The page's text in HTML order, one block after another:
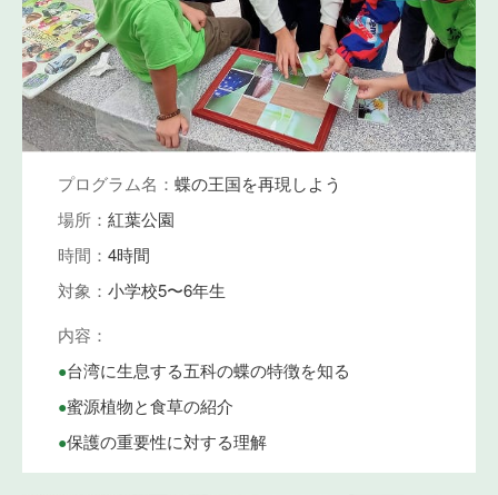
プログラム名： 蝶の王国を再現しよう
場所： 紅葉公園
時間： 4時間
対象： 小学校5〜6年生
内容：
•台湾に生息する五科の蝶の特徴を知る
•蜜源植物と食草の紹介
•保護の重要性に対する理解